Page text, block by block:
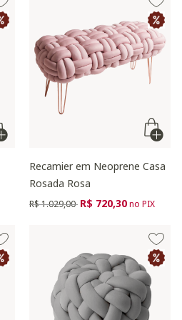
Recamier em Neoprene Casa
Rosada Rosa
Preço reduzido de
R$ 1.029,00 para
R$ 720,30no PIX